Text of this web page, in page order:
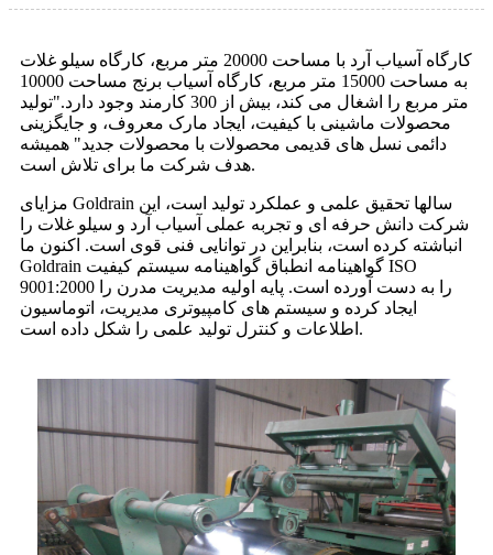
کارگاه آسیاب آرد با مساحت 20000 متر مربع، کارگاه سیلو غلات
به مساحت 15000 متر مربع، کارگاه آسیاب برنج مساحت 10000
متر مربع را اشغال می کند، بیش از 300 کارمند وجود دارد."تولید
محصولات ماشینی با کیفیت، ایجاد مارک معروف، و جایگزینی
دائمی نسل های قدیمی محصولات با محصولات جدید" همیشه
هدف شرکت ما برای تلاش است.
مزایای Goldrain سالها تحقیق علمی و عملکرد تولید است، این
شرکت دانش حرفه ای و تجربه عملی آسیاب آرد و سیلو غلات را
انباشته کرده است، بنابراین در توانایی فنی قوی است. اکنون ما
Goldrain گواهینامه انطباق گواهینامه سیستم کیفیت ISO
9001:2000 را به دست آورده است. پایه اولیه مدیریت مدرن را
ایجاد کرده و سیستم های کامپیوتری مدیریت، اتوماسیون
اطلاعات و کنترل تولید علمی را شکل داده است.